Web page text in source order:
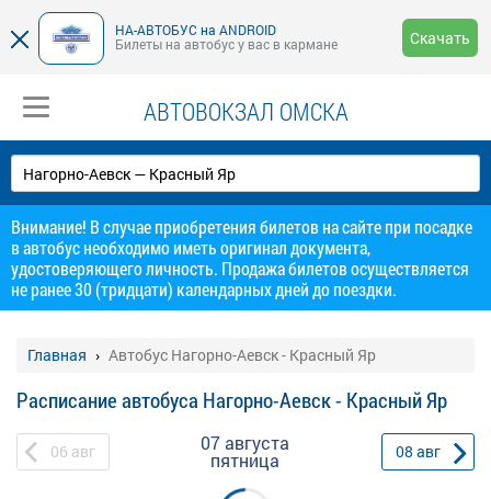
НА-АВТОБУС на ANDROID
Билеты на автобус у вас в кармане
Скачать
АВТОВОКЗАЛ ОМСКА
Внимание! В случае приобретения билетов на сайте при посадке
в автобус необходимо иметь оригинал документа,
удостоверяющего личность. Продажа билетов осуществляется
не ранее 30 (тридцати) календарных дней до поездки.
Главная Автобус Нагорно-Аевск - Красный Яр
Расписание автобуса Нагорно-Аевск - Красный Яр
06 авг 07 августа
пятница 08 авг